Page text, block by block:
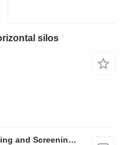
silos
FABO Mobile & Stationary Crushing and Screening Plants | Concrete Batching Plants Manufacturer